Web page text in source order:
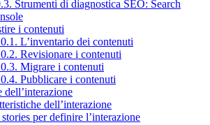
Strumenti di diagnostica SEO: Search
i contenuti
L’inventario dei contenuti
Revisionare i contenuti
Migrare i contenuti
Pubblicare i contenuti
dell’interazione
dell’interazione
per definire l’interazione